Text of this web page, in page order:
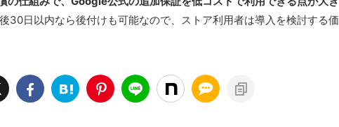
30日以内なら後付けも可能なので、ストア利用者は導入を検討する価